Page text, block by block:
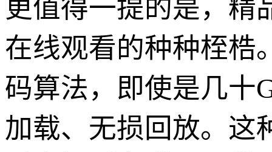
更值得一提的是，精
在线观看的种种桎梏
码算法，即使是几十
加载、无损回放。这